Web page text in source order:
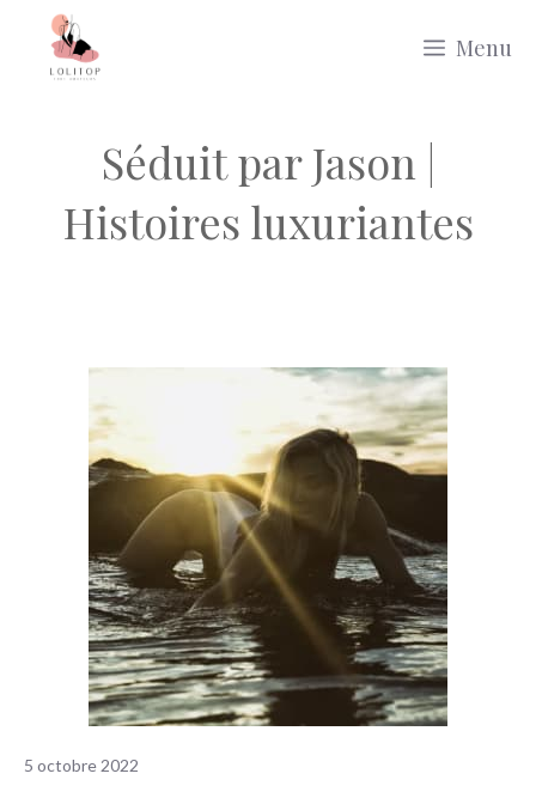
Menu
Séduit par Jason |
Histoires luxuriantes
5 octobre 2022